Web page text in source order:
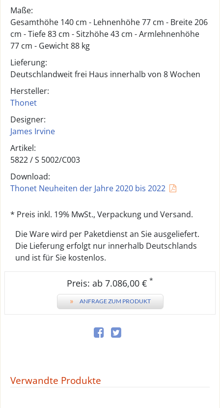
Maße:
Gesamthöhe 140 cm - Lehnenhöhe 77 cm - Breite 206
cm - Tiefe 83 cm - Sitzhöhe 43 cm - Armlehnenhöhe
77 cm - Gewicht 88 kg
Lieferung:
Deutschlandweit frei Haus innerhalb von 8 Wochen
Hersteller:
Thonet
Designer:
James Irvine
Artikel:
5822 /S 5002/C003
Download:
Thonet Neuheiten der Jahre 2020 bis 2022
* Preis inkl. 19% MwSt., Verpackung und Versand.
Die Ware wird per Paketdienst an Sie ausgeliefert.
Die Lieferung erfolgt nur innerhalb Deutschlands
und ist für Sie kostenlos.
Preis: ab 7.086,00 € *
» ANFRAGE ZUM PRODUKT
Verwandte Produkte